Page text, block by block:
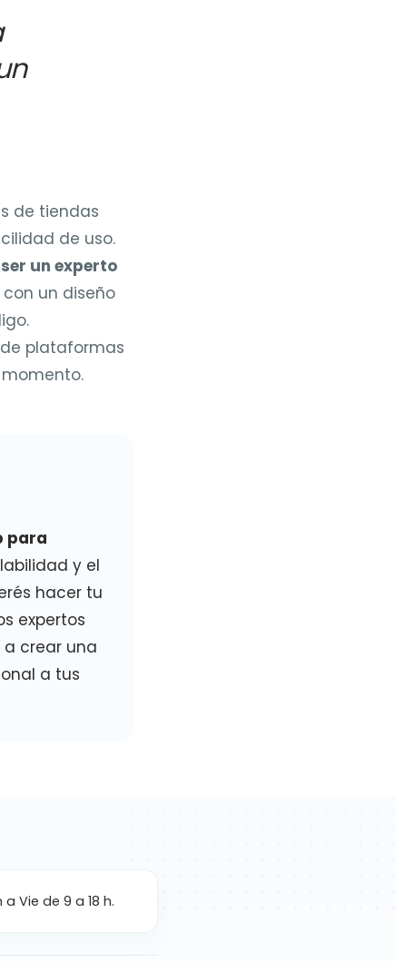
de tiendas
de uso.
un experto
un diseño
plataformas
para
y el
hacer tu
expertos
a crear una
a tus
a Vie de 9 a 18 h.